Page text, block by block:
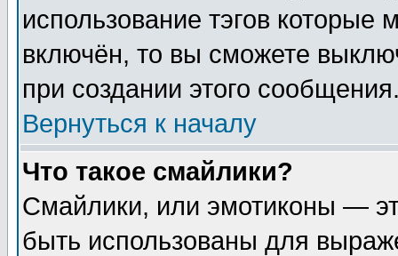
использование тэгов
включён, то вы сможете
при создании этого
Вернуться к началу
Что такое смайлики?
Смайлики, или эмотиконы —
быть использованы для